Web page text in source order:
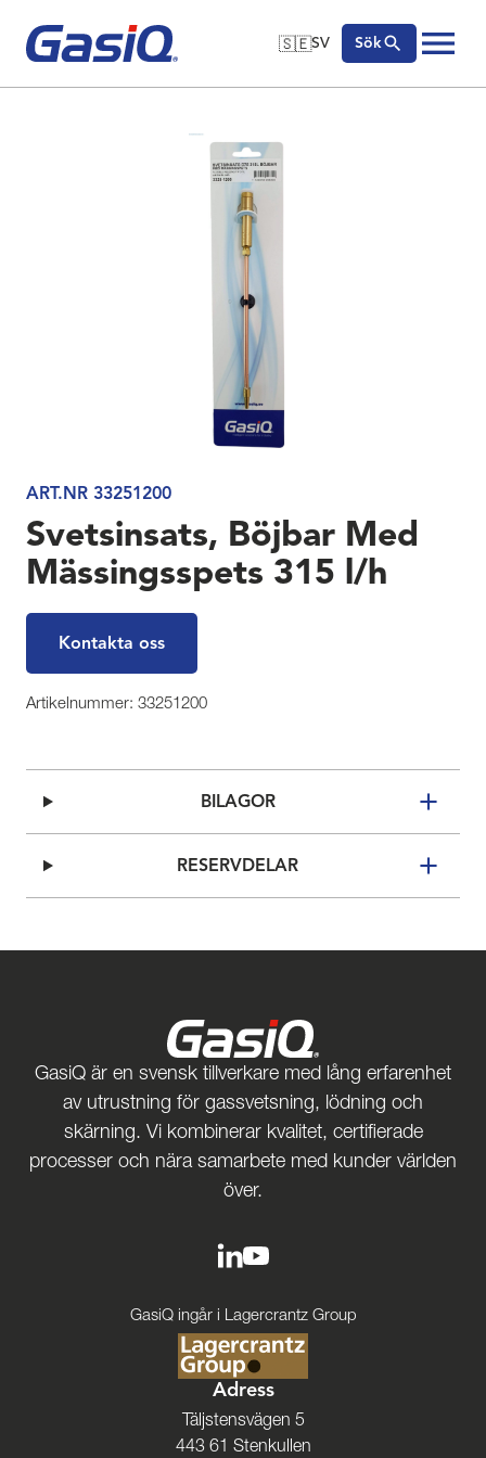
Hoppa till innehåll
🇸🇪SV
🇬🇧English
🇸🇪Svenska
Sök
ART.NR 33251200
Svetsinsats, Böjbar Med
Mässingsspets 315 l/h
Kontakta oss
Artikelnummer: 33251200
BILAGOR
RESERVDELAR
GasiQ är en svensk tillverkare med lång erfarenhet
av utrustning för gassvetsning, lödning och
skärning. Vi kombinerar kvalitet, certifierade
processer och nära samarbete med kunder världen
över.
GasiQ ingår i Lagercrantz Group
Adress
Täljstensvägen 5
443 61 Stenkullen